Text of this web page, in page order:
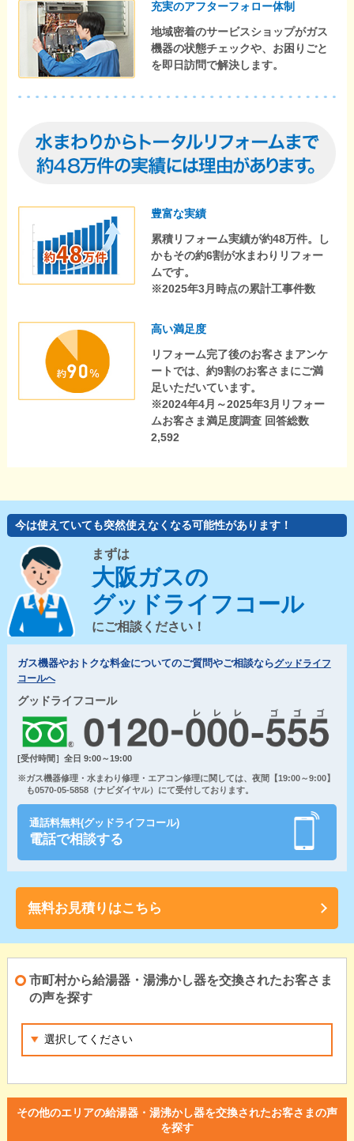
充実のアフターフォロー体制
地域密着のサービスショップがガス
機器の状態チェックや、お困りごと
を即日訪問で解決します。
豊富な実績
累積リフォーム実績が約48万件。し
かもその約6割が水まわりリフォー
ムです。
※2025年3月時点の累計工事件数
高い満足度
リフォーム完了後のお客さまアンケ
ートでは、約9割のお客さまにご満
足いただいています。
※2024年4月～2025年3月リフォー
ムお客さま満足度調査 回答総数
2,592
今は使えていても突然使えなくなる可能性があります！
まずは
大阪ガスの
グッドライフコール
にご相談ください！
ガス機器やおトクな料金についてのご質問やご相談ならグッドライフ
コールへ
グッドライフコール
[受付時間］全日 9:00～19:00
※ガス機器修理・水まわり修理・エアコン修理に関しては、夜間【19:00～9:00】
も0570-05-5858（ナビダイヤル）にて受付しております。
通話料無料(グッドライフコール)
電話で相談する
無料お見積りはこちら
市町村から給湯器・湯沸かし器を交換されたお客さま
の声を探す
その他のエリアの給湯器・湯沸かし器を交換されたお客さまの声
を探す